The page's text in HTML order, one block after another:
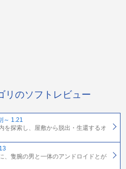
リのソフトレビュー
～ 1.21
を探索し、屋敷から脱出・生還するオ
、隻腕の男と一体のアンドロイドとが